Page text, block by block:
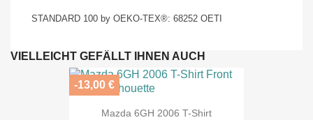
STANDARD 100 by OEKO-TEX®: 68252 OETI
VIELLEICHT GEFÄLLT IHNEN AUCH
Mazda 6GH 2006 T-Shirt
-13,00 €